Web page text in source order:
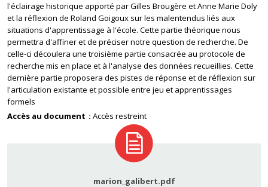
l'éclairage historique apporté par Gilles Brougère et Anne Marie Doly
et la réflexion de Roland Goigoux sur les malentendus liés aux
situations d'apprentissage à l'école. Cette partie théorique nous
permettra d'affiner et de préciser notre question de recherche. De
celle-ci découlera une troisième partie consacrée au protocole de
recherche mis en place et à l'analyse des données recueillies. Cette
dernière partie proposera des pistes de réponse et de réflexion sur
l'articulation existante et possible entre jeu et apprentissages
formels
Accès au document
Accès restreint
marion_galibert.pdf